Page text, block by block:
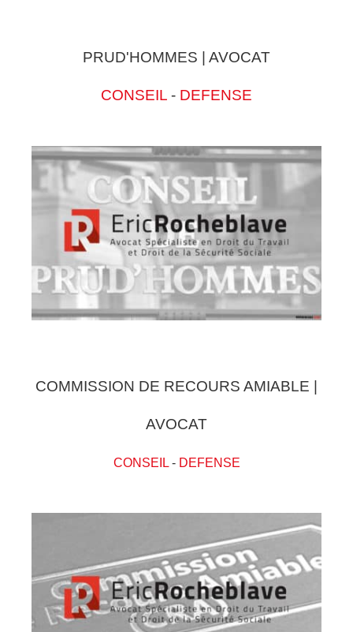
PRUD'HOMMES | AVOCAT
CONSEIL - DEFENSE
COMMISSION DE RECOURS AMIABLE |
AVOCAT
CONSEIL- DEFENSE